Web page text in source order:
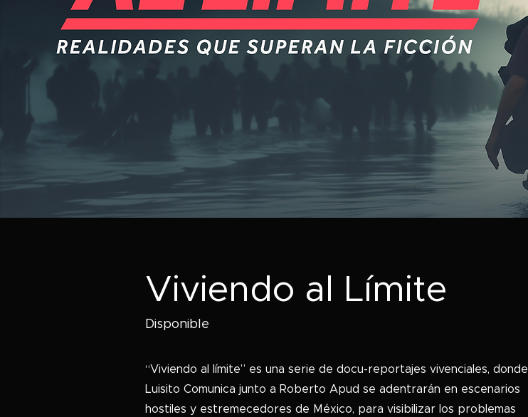
Viviendo al Límite
Disponible
“Viviendo al límite” es una serie de docu-reportajes vivenciales, donde
Luisito Comunica junto a Roberto Apud se adentrarán en escenarios
hostiles y estremecedores de México, para visibilizar los problemas